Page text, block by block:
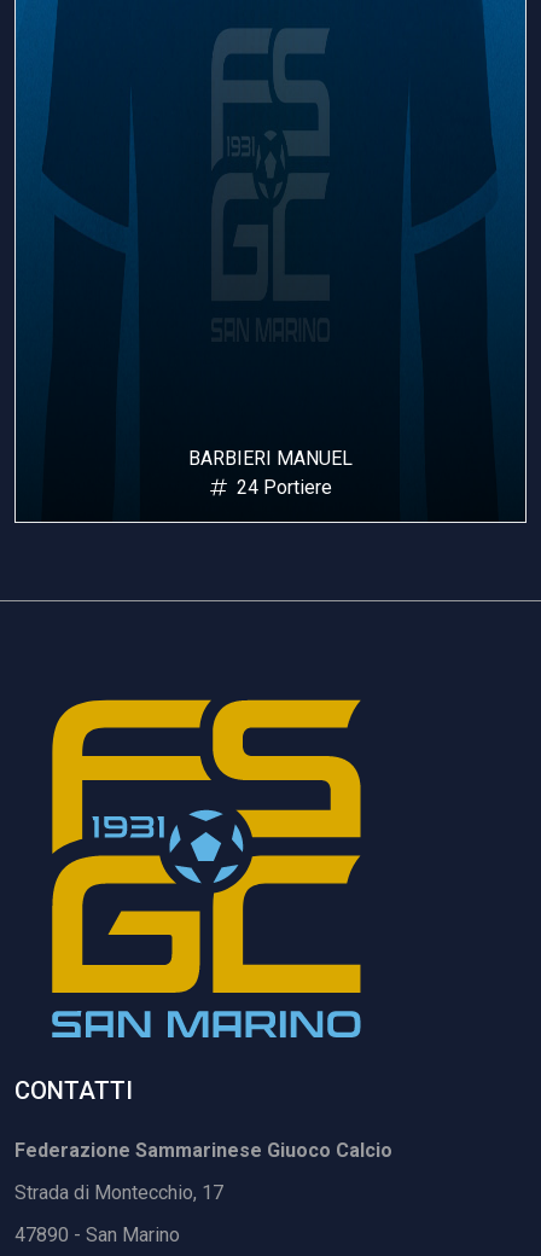
BARBIERI MANUEL
24 Portiere
CONTATTI
Federazione Sammarinese Giuoco Calcio
Strada di Montecchio, 17
47890 - San Marino